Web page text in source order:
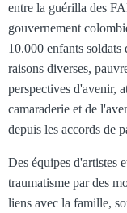
entre la guérilla des
gouvernement
10.000 enfants
raisons diverses,
perspectives d'avenir,
camaraderie et de
depuis les accords de
Des équipes d'artistes
traumatisme par des
liens avec la famille,